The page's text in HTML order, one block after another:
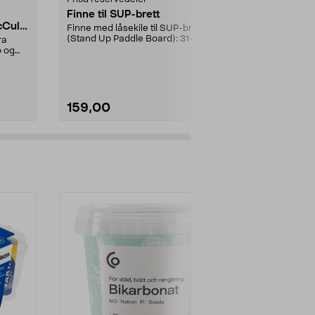
og
Finne til SUP-brett
Finne med låsekile til SUP-brett
(Stand Up Paddle Board): 31-
159,00